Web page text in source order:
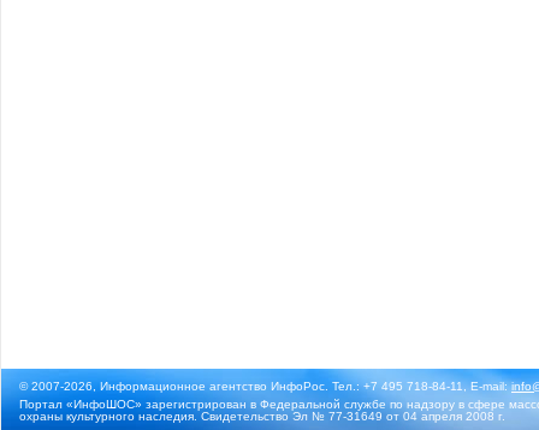
© 2007-2026, Информационное агентство ИнфоРос. Тел.: +7 495 718-84-11, E-mail:
Портал «ИнфоШОС» зарегистрирован в Федеральной службе по надзору в сфере
охраны культурного наследия. Свидетельство Эл № 77-31649 от 04 апреля 2008 г.